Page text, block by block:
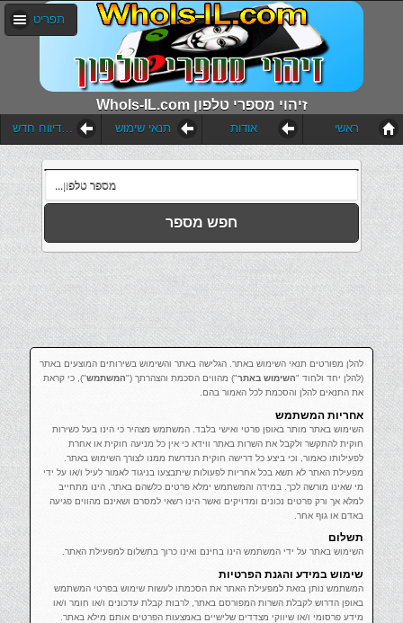
WhoIs-IL.com זיהוי מספרי טלפון
תפריט
הוסף דיווח חדש תנאי שימוש אודות ראשי
חפש מספר
להלן מפורטים תנאי השימוש באתר. הגלישה באתר והשימוש בשירותים המוצעים באתר
(להלן יחד ולחוד "השימוש באתר") מהווים הסכמת והצהרתך ("המשתמש"), כי קראת
את התנאים להלן והסכמת לכל האמור בהם.
אחריות המשתמש
השימוש באתר מותר באופן פרטי ואישי בלבד. המשתמש מצהיר כי הינו בעל כשירות
חוקית להתקשר ולקבל את השרות באתר ווידא כי אין כל מניעה חוקית או אחרת
לפעילותו כאמור, וכי ביצע כל דרישה חוקית הנדרשת ממנו לצורך השימוש באתר.
מפעילת האתר לא תשא בכל אחריות לפעולות שיתבצעו בניגוד לאמור לעיל ו/או על ידי
מי שאינו מורשה לכך. במידה והמשתמש ימלא פרטים כלשהם באתר, הינו מתחייב
למלא אך ורק פרטים נכונים ומדויקים ואשר הינו רשאי למסרם ושאינם מהווים פגיעה
באדם או גוף אחר.
תשלום
השימוש באתר על ידי המשתמש הינו בחינם ואינו כרוך בתשלום למפעילת האתר.
שימוש במידע והגנת הפרטיות
המשתמש נותן בזאת למפעילת האתר את הסכמתו לעשות שימוש בפרטי המשתמש
באופן הדרוש לקבלת השרות המפורסם באתר, לרבות קבלת עדכונים ו/או חומר ו/או
מידע פרסומי ו/או שיווקי מצדדים שלישיים באמצעות הפרטים אותם מילא באתר.